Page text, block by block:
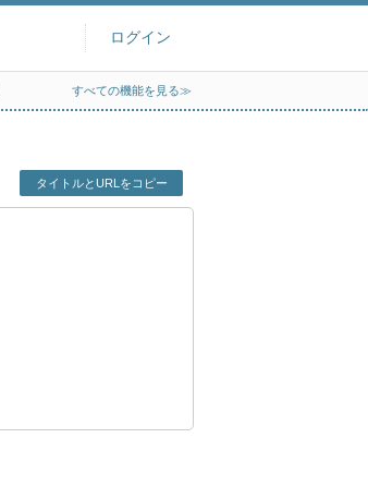
ログイン
すべての機能を見る≫
タイトルとURLをコピー